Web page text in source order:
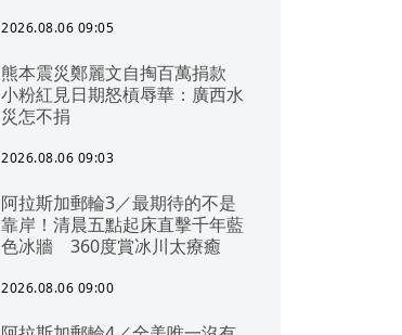
2026.08.06 09:05
熊本震災鄭麗文自掏百萬捐款
小粉紅見日期怒槓辱華：廣西水
災怎不捐
2026.08.06 09:03
阿拉斯加郵輪3／最期待的不是
靠岸！清晨五點起床直擊千年藍
色冰牆 360度賞冰川太療癒
2026.08.06 09:00